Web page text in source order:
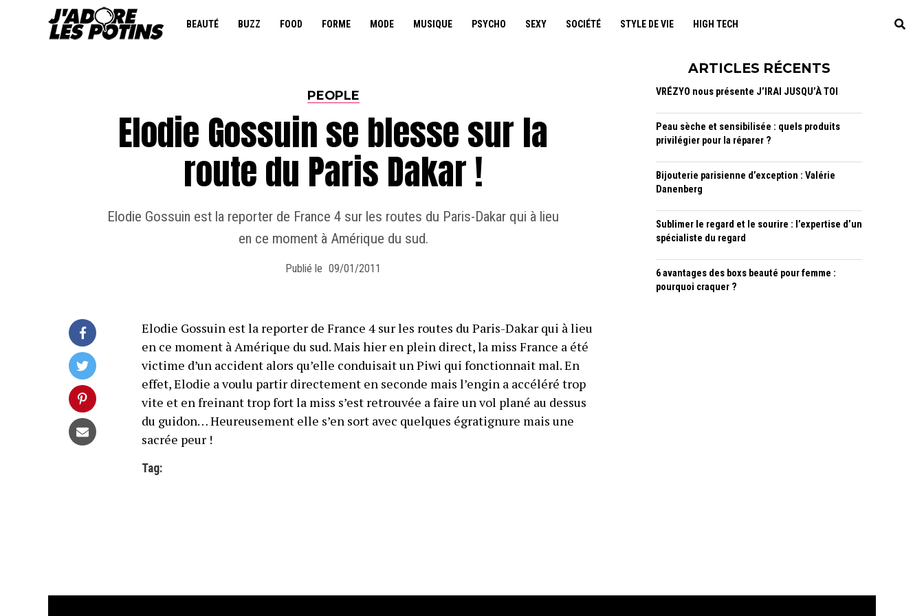
BEAUTÉ BUZZ FOOD FORME MODE MUSIQUE PSYCHO SEXY SOCIÉTÉ STYLE DE VIE HIGH TECH
PEOPLE
Elodie Gossuin se blesse sur la
route du Paris Dakar !
Elodie Gossuin est la reporter de France 4 sur les routes du Paris-Dakar qui à lieu
en ce moment à Amérique du sud.
Publié le 09/01/2011
Elodie Gossuin est la reporter de France 4 sur les routes du Paris-Dakar qui à lieu
en ce moment à Amérique du sud. Mais hier en plein direct, la miss France a été
victime d’un accident alors qu’elle conduisait un Piwi qui fonctionnait mal. En
effet, Elodie a voulu partir directement en seconde mais l’engin a accéléré trop
vite et en freinant trop fort la miss s’est retrouvée a faire un vol plané au dessus
du guidon… Heureusement elle s’en sort avec quelques égratignure mais une
sacrée peur !
Tag:
ARTICLES RÉCENTS
VRÉZYO nous présente J’IRAI JUSQU’À TOI
Peau sèche et sensibilisée : quels produits
privilégier pour la réparer ?
Bijouterie parisienne d’exception : Valérie
Danenberg
Sublimer le regard et le sourire : l’expertise d’un
spécialiste du regard
6 avantages des boxs beauté pour femme :
pourquoi craquer ?